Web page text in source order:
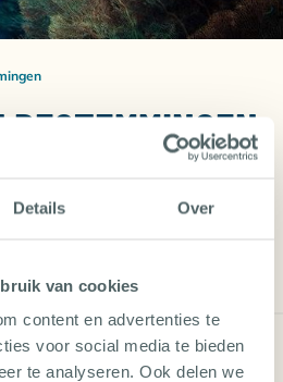
Details Over
van cookies
content en advertenties te
voor social media te bieden
te analyseren. Ook delen we
je naar enkele van 's
Mexico, de scheepswrakken
Hole van Belize, onze
voor een onvergetelijke
bestemming. Na een
EN GA ZEKER OP REIS